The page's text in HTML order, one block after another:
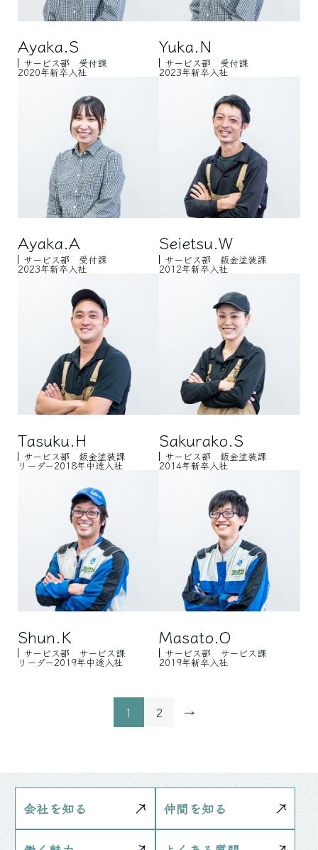
Ayaka.S
サービス部 受付課
2020年新卒入社
Yuka.N
サービス部 受付課
2023年新卒入社
Ayaka.A
サービス部 受付課
2023年新卒入社
Seietsu.W
サービス部 鈑金塗装課
2012年新卒入社
Tasuku.H
サービス部 鈑金塗装課
リーダー2018年中途入社
Sakurako.S
サービス部 鈑金塗装課
2014年新卒入社
Shun.K
サービス部 サービス課
リーダー2019年中途入社
Masato.O
サービス部 サービス課
2019年新卒入社
1 2 →
会社を知る 仲間を知る